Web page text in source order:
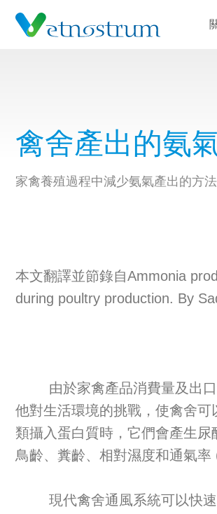
禽舍產出的氨
家禽養殖過程中減少氨氣產出的方法
本文翻譯並節錄自Ammonia
during poultry production. By
由於家禽產品消費量及出口
他對生活環境的挑戰，使禽舍
類攝入蛋白質時，它們會產生
鳥齡、糞齡、相對濕度和通氣
現代禽舍通風系統可以快速